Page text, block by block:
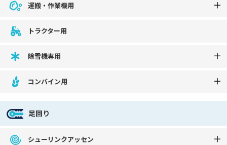
運搬・作業機用
トラクター用
除雪機専用
コンバイン用
足回り
シューリンクアッセン